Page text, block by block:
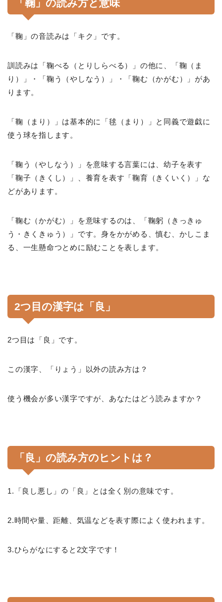
「鞠」の読み方と意味
「鞠」の音読みは「キク」です。
訓読みは「鞠べる（とりしらべる）」の他に、「鞠（ま
り）」・「鞠う（やしなう）」・「鞠む（かがむ）」があ
ります。
「鞠（まり）」は基本的に「毬（まり）」と同義で遊戯に
使う球を指します。
「鞠う（やしなう）」を意味する言葉には、幼子を表す
「鞠子（きくし）」、養育を表す「鞠育（きくいく）」な
どがあります。
「鞠む（かがむ）」を意味するのは、「鞠躬（きっきゅ
う・きくきゅう）」です。身をかがめる、慎む、かしこま
る、一生懸命つとめに励むことを表します。
2つ目の漢字は「良」
2つ目は「良」です。
この漢字、「りょう」以外の読み方は？
使う機会が多い漢字ですが、あなたはどう読みますか？
「良」の読み方のヒントは？
1.「良し悪し」の「良」とは全く別の意味です。
2.時間や量、距離、気温などを表す際によく使われます。
3.ひらがなにすると2文字です！